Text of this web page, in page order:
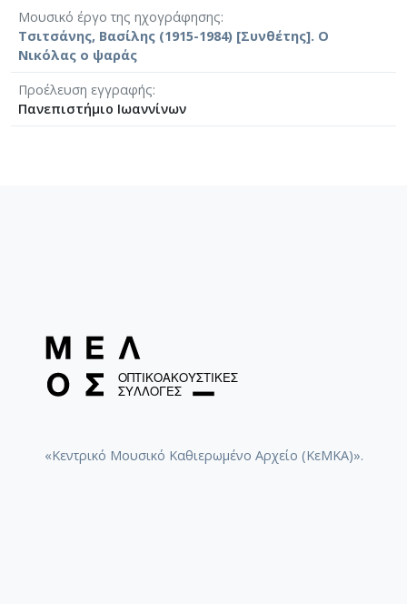
Μουσικό έργο της ηχογράφησης
Τσιτσάνης, Βασίλης (1915-1984) [Συνθέτης]. Ο
Νικόλας ο ψαράς
Προέλευση εγγραφής
Πανεπιστήμιο Ιωαννίνων
«Κεντρικό Μουσικό Καθιερωμένο Αρχείο (ΚεΜΚΑ)».